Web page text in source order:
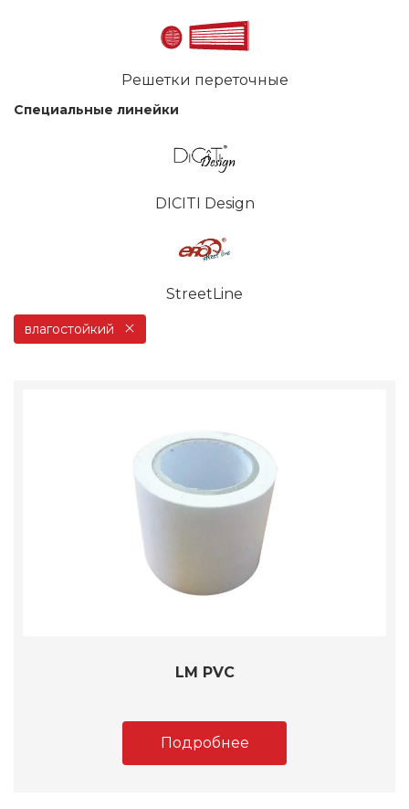
Решетки переточные
Специальные линейки
DICITI Design
StreetLine
влагостойкий
LM PVC
Подробнее